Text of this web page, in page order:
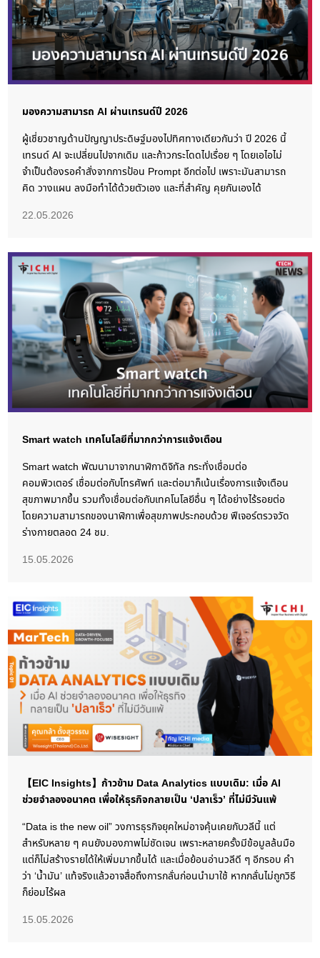
มองความสามารถ AI ผ่านเทรนด์ปี 2026
ผู้เชี่ยวชาญด้านปัญญาประดิษฐ์มองไปทิศทางเดียวกันว่า ปี 2026 นี้
เทรนด์ AI จะเปลี่ยนไปจากเดิม และก้าวกระโดดไปเรื่อย ๆ โดยเอไอไม่
จำเป็นต้องรอคำสั่งจากการป้อน Prompt อีกต่อไป เพราะมันสามารถ
คิด วางแผน ลงมือทำได้ด้วยตัวเอง และที่สำคัญ คุยกันเองได้
22.05.2026
Smart watch เทคโนโลยีที่มากกว่าการแจ้งเตือน
Smart watch พัฒนามาจากนาฬิกาดิจิทัล กระทั่งเชื่อมต่อ
คอมพิวเตอร์ เชื่อมต่อกับโทรศัพท์ และต่อมาก็เน้นเรื่องการแจ้งเตือน
สุขภาพมากขึ้น รวมทั้งเชื่อมต่อกับเทคโนโลยีอื่น ๆ ได้อย่างไร้รอยต่อ
โดยความสามารถของนาฬิกาเพื่อสุขภาพประกอบด้วย ฟีเจอร์ตรวจวัด
ร่างกายตลอด 24 ชม.
15.05.2026
【EIC Insights】ก้าวข้าม Data Analytics แบบเดิม: เมื่อ AI
ช่วยจำลองอนาคต เพื่อให้ธุรกิจกลายเป็น ‘ปลาเร็ว’ ที่ไม่มีวันแพ้
“Data is the new oil” วงการธุรกิจยุคใหม่อาจคุ้นเคยกับวลีนี้ แต่
สำหรับหลาย ๆ คนยังมองภาพไม่ชัดเจน เพราะหลายครั้งมีข้อมูลล้นมือ
แต่ก็ไม่สร้างรายได้ให้เพิ่มมากขึ้นได้ และเมื่อย้อนอ่านวลีดี ๆ อีกรอบ คำ
ว่า ‘น้ำมัน’ แท้จริงแล้วอาจสื่อถึงการกลั่นก่อนนำมาใช้ หากกลั่นไม่ถูกวิธี
ก็ย่อมไร้ผล
15.05.2026